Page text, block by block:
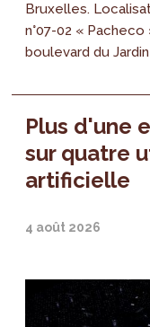
Bruxelles.
n°07-02 «
boulevard du
Plus d'une
sur quatre
artificielle
4 août 2026